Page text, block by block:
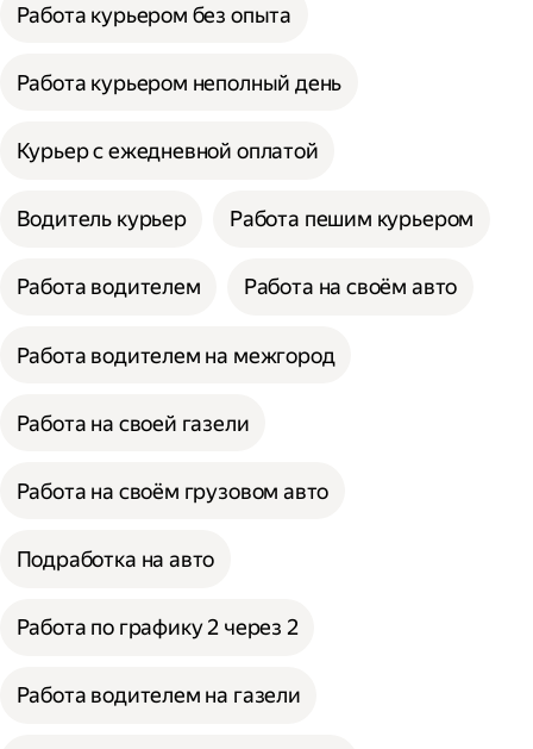
Работа курьером без опыта
Работа курьером неполный день
Курьер с ежедневной оплатой
Водитель курьер Работа пешим курьером
Работа водителем Работа на своём авто
Работа водителем на межгород
Работа на своей газели
Работа на своём грузовом авто
Подработка на авто
Работа по графику 2 через 2
Работа водителем на газели